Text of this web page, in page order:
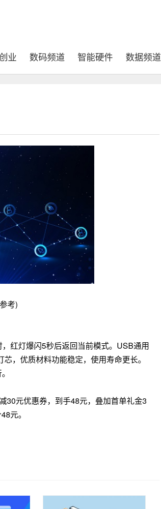
业 数码频道 智能硬件 数据频道
考)
红灯爆闪5秒后返回当前模式。USB通用
，优质材料功能稳定，使用寿命更长。
30元优惠券，到手48元，叠加首单礼金3
元。